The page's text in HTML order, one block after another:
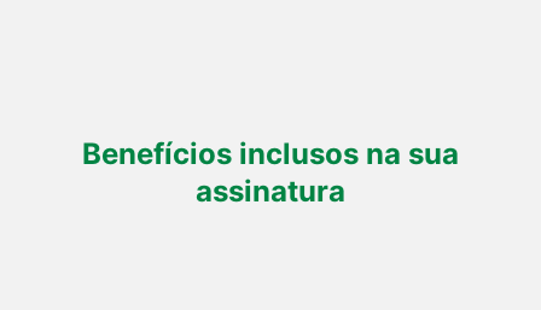
Benefícios inclusos na sua
assinatura